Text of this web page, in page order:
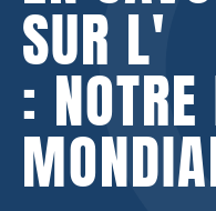
SUR L'
: